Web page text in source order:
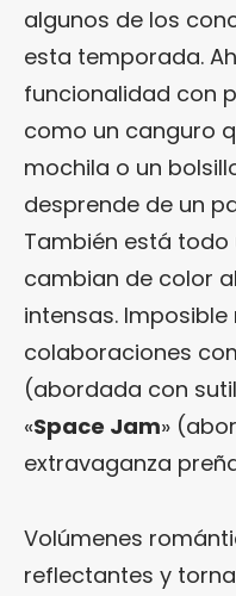
algunos de los
esta temporada.
funcionalidad con
como un canguro
mochila o un
desprende de un
También está
cambian de color
intensas.
colaboraciones
(abordada con
«Space Jam»
extravaganza
Volúmenes
reflectantes y